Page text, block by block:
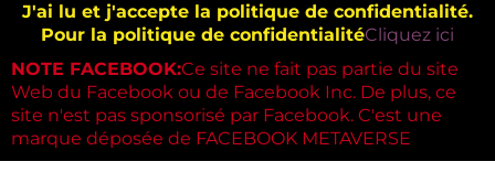
J'ai lu et j'accepte la politique de confidentialité.
Pour la politique de confidentialitéCliquez ici
NOTE FACEBOOK:Ce site ne fait pas partie du site
Web du Facebook ou de Facebook Inc. De plus, ce
site n'est pas sponsorisé par Facebook. C'est une
marque déposée de FACEBOOK METAVERSE